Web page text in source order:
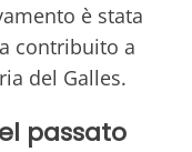
è stata
contribuito a
del Galles.
passato